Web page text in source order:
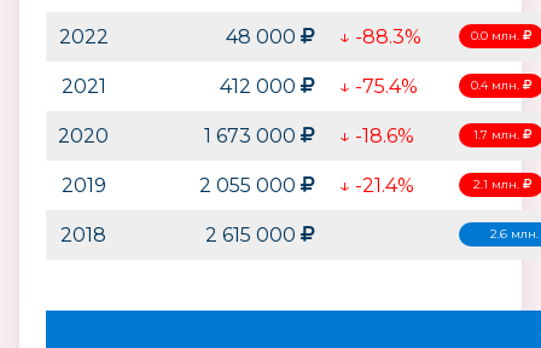
2022 48 000 ↓ -88.3% 0.0 млн.
2021 412 000 ↓ -75.4% 0.4 млн.
2020 1 673 000 ↓ -18.6% 1.7 млн.
2019 2 055 000 ↓ -21.4% 2.1 млн.
2018 2 615 000 2.6